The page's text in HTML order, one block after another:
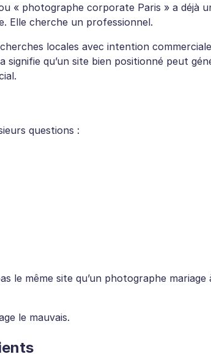
« photographe corporate Paris » a déjà
Elle cherche un professionnel.
locales avec intention
signifie qu’un site bien positionné peut
questions :
le même site qu’un photographe mariage
le mauvais.